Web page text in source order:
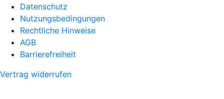
Datenschutz
Nutzungsbedingungen
Rechtliche Hinweise
AGB
Barrierefreiheit
Vertrag widerrufen